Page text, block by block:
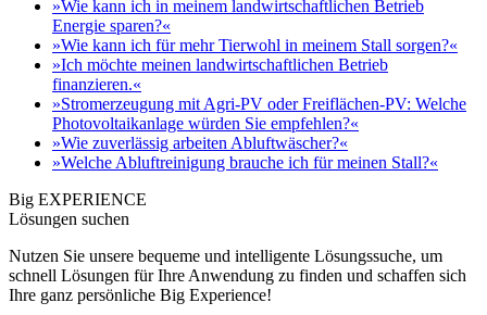
»Wie kann ich in meinem landwirtschaftlichen Betrieb
Energie sparen?«
»Wie kann ich für mehr Tierwohl in meinem Stall sorgen?«
»Ich möchte meinen landwirtschaftlichen Betrieb
finanzieren.«
»Stromerzeugung mit Agri-PV oder Freiflächen-PV: Welche
Photovoltaikanlage würden Sie empfehlen?«
»Wie zuverlässig arbeiten Abluftwäscher?«
»Welche Abluftreinigung brauche ich für meinen Stall?«
Big EXPERIENCE
Lösungen suchen
Nutzen Sie unsere bequeme und intelligente Lösungssuche, um
schnell Lösungen für Ihre Anwendung zu finden und schaffen sich
Ihre ganz persönliche Big Experience!